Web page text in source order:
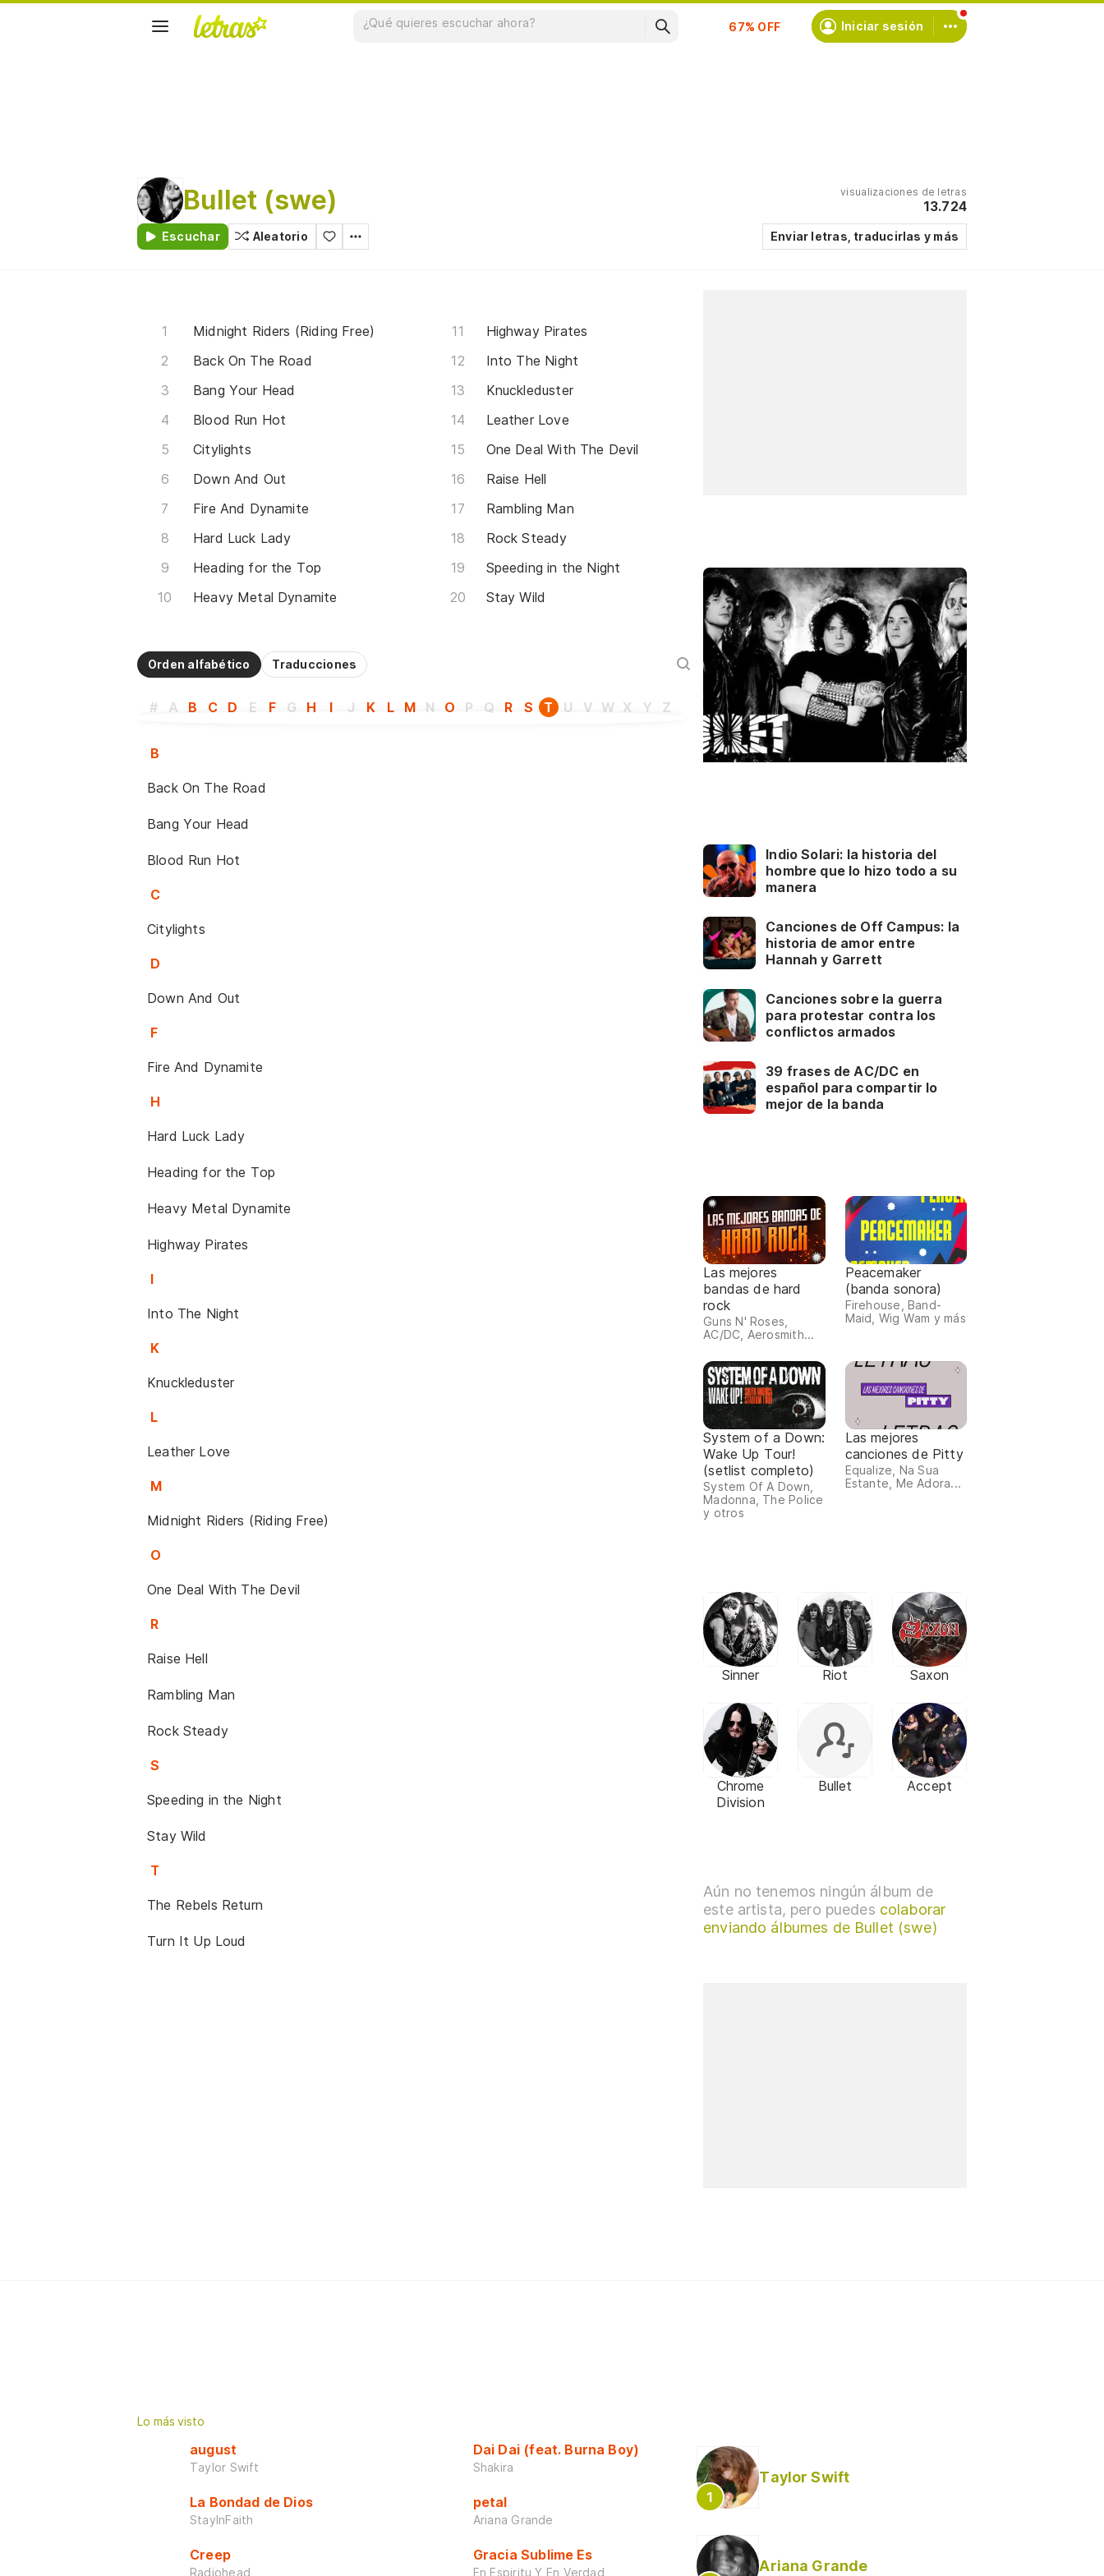
Suscríbete Iniciar sesión
Bullet (swe)
Escuchar Aleatorio
visualizaciones de letras
13.724
Enviar letras, traducirlas y más
Midnight Riders (Riding Free)
Back On The Road
Bang Your Head
Blood Run Hot
Citylights
Down And Out
Fire And Dynamite
Hard Luck Lady
Heading for the Top
Heavy Metal Dynamite
Highway Pirates
Into The Night
Knuckleduster
Leather Love
One Deal With The Devil
Raise Hell
Rambling Man
Rock Steady
Speeding in the Night
Stay Wild
Orden alfabético Traducciones
# A B C D E F G H I J K L M N O P Q R S T U V W X Y Z
B
Back On The Road
Bang Your Head
Blood Run Hot
C
Citylights
D
Down And Out
F
Fire And Dynamite
H
Hard Luck Lady
Heading for the Top
Heavy Metal Dynamite
Highway Pirates
I
Into The Night
K
Knuckleduster
L
Leather Love
M
Midnight Riders (Riding Free)
O
One Deal With The Devil
R
Raise Hell
Rambling Man
Rock Steady
S
Speeding in the Night
Stay Wild
T
The Rebels Return
Turn It Up Loud
Indio Solari: la historia del
hombre que lo hizo todo a su
manera
Canciones de Off Campus: la
historia de amor entre
Hannah y Garrett
Canciones sobre la guerra
para protestar contra los
conflictos armados
39 frases de AC/DC en
español para compartir lo
mejor de la banda
Las mejores
bandas de hard
rock
Guns N' Roses,
AC/DC, Aerosmith...
Peacemaker
(banda sonora)
Firehouse, Band-
Maid, Wig Wam y más
System of a Down:
Wake Up Tour!
(setlist completo)
System Of A Down,
Madonna, The Police
y otros
Las mejores
canciones de Pitty
Equalize, Na Sua
Estante, Me Adora...
Sinner Riot Saxon
Chrome
Division
Bullet Accept
Aún no tenemos ningún álbum de
este artista, pero puedes colaborar
enviando álbumes de Bullet (swe)
Lo más visto
august
Taylor Swift
La Bondad de Dios
StayInFaith
Creep
Radiohead
Dai Dai (feat. Burna Boy)
Shakira
petal
Ariana Grande
Gracia Sublime Es
En Espiritu Y En Verdad
Taylor Swift
Ariana Grande